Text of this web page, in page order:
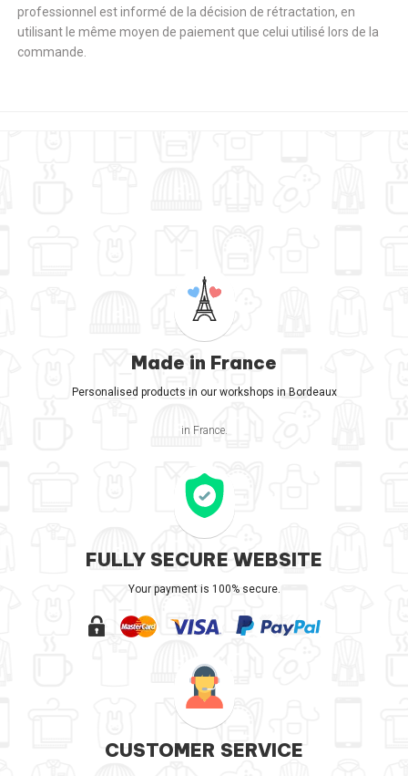
professionnel est informé de la décision de rétractation, en
utilisant le même moyen de paiement que celui utilisé lors de la
commande.
Made in France
Personalised products in our workshops in Bordeaux
in France.
FULLY SECURE WEBSITE
Your payment is 100% secure.
CUSTOMER SERVICE